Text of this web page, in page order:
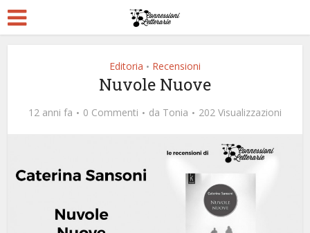
Editoria • Recensioni
Nuvole Nuove
12 anni fa 0 Commenti da Tonia 202 Visualizzazioni